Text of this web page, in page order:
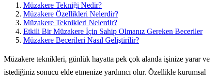
Müzakere Tekniği Nedir?
Müzakere Özellikleri Nelerdir?
Müzakere Teknikleri Nelerdir?
Etkili Bir Müzakere İçin Sahip Olmanız Gereken Beceriler
Müzakere Becerileri Nasıl Geliştirilir?
Müzakere teknikleri, günlük hayatta pek çok alanda işinize yarar ve
istediğiniz sonucu elde etmenize yardımcı olur. Özellikle kurumsal